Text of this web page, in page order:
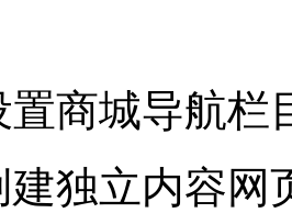
置商城导航
建独立内容